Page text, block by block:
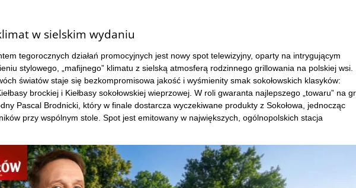
w sielskim wydaniu
tegorocznych działań promocyjnych jest nowy spot telewizyjny, oparty na intrygującym
stylowego, „mafijnego” klimatu z sielską atmosferą rodzinnego grillowania na polskiej wsi.
światów staje się bezkompromisowa jakość i wyśmienity smak sokołowskich klasyków:
brockiej i Kiełbasy sokołowskiej wieprzowej. W roli gwaranta najlepszego „towaru” na
Pascal Brodnicki, który w finale dostarcza wyczekiwane produkty z Sokołowa, jednocząc
przy wspólnym stole. Spot jest emitowany w największych, ogólnopolskich stacja